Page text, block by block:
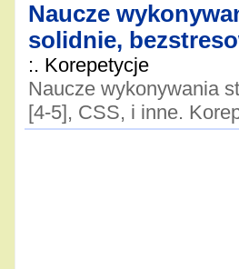
Naucze
solidnie,
:. Korepetycje
Naucze wykonywania
[4-5], CSS, i inne.